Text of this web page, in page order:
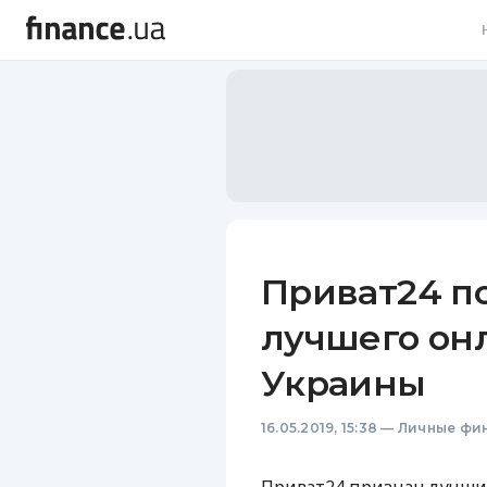
Приват24
лучшего
Украины
16.05.2019, 15:38 — Личные